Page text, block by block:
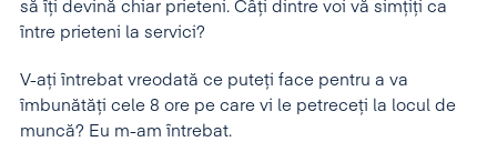
să îţi devină chiar prieteni. Câţi dintre voi vă simţiţi ca
între prieteni la servici?
V-aţi întrebat vreodată ce puteţi face pentru a va
îmbunătăţi cele 8 ore pe care vi le petreceţi la locul de
muncă? Eu m-am întrebat.